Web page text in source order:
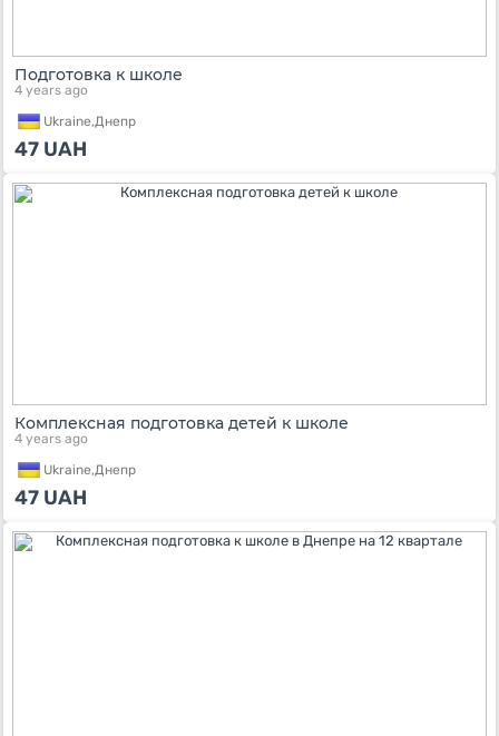
Подготовка к школе
4 years ago
Ukraine,Днепр
47 UAH
Комплексная подготовка детей к школе
4 years ago
Ukraine,Днепр
47 UAH